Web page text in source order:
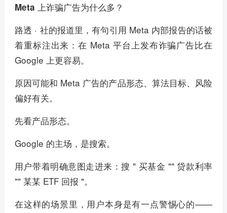
Meta 上诈骗广告为什么多？
路透 · 社的报道里，有句引用 Meta 内部报告的话被
着重标注出来：在 Meta 平台上发布诈骗广告比在
Google 上更容易。
原因可能和 Meta 广告的产品形态、算法目标、风险
偏好有关。
先看产品形态。
Google 的主场，是搜索。
用户带着明确意图走进来：搜 " 买基金 "" 贷款利率
"" 某某 ETF 回报 "。
在这样的场景里，用户本身是有一点警惕心的——